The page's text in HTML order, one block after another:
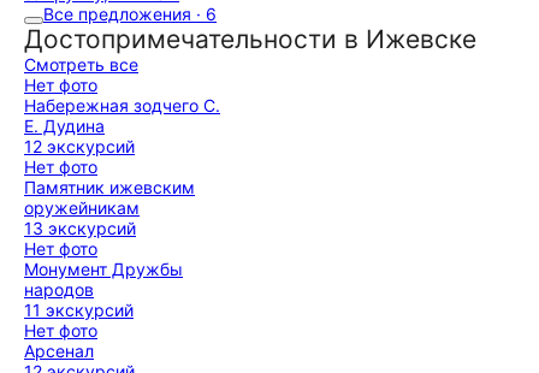
Все предложения · 6
Достопримечательности в Ижевске
Смотреть все
Нет фото
Набережная зодчего С.
Е. Дудина
12 экскурсий
Нет фото
Памятник ижевским
оружейникам
13 экскурсий
Нет фото
Монумент Дружбы
народов
11 экскурсий
Нет фото
Арсенал